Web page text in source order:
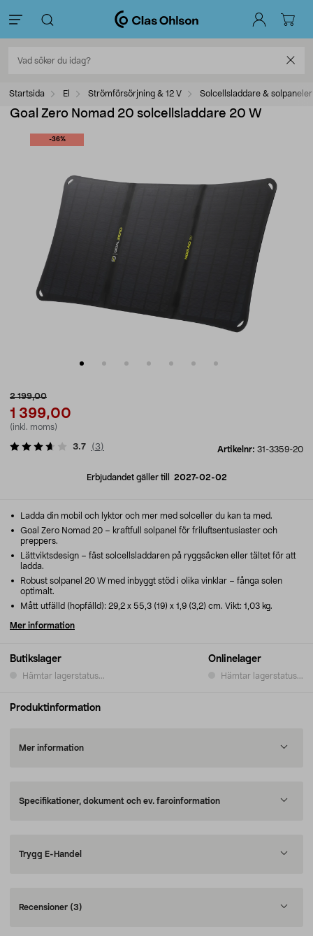
Startsida El Strömförsörjning & 12 V Solcellsladdare & solpaneler
Goal Zero Nomad 20 solcellsladdare 20 W
-36%
2 199,00
1 399,00
(inkl. moms)
Artikelnr: 31-3359-20
3.7 (3)
Erbjudandet gäller till 2027-02-02
Butikslager
Hämtar lagerstatus...
Onlinelager
Hämtar lagerstatus...
Ladda din mobil och lyktor och mer med solceller du kan ta med.
Goal Zero Nomad 20 – kraftfull solpanel för friluftsentusiaster och
preppers.
Lättviktsdesign – fäst solcellsladdaren på ryggsäcken eller tältet för att
ladda.
Robust solpanel 20 W med inbyggt stöd i olika vinklar – fånga solen
optimalt.
Mått utfälld (hopfälld): 29,2 x 55,3 (19) x 1,9 (3,2) cm. Vikt: 1,03 kg.
Mer information
Produktinformation
Mer information
Specifikationer, dokument och ev. faroinformation
Trygg E-Handel
Recensioner (3)